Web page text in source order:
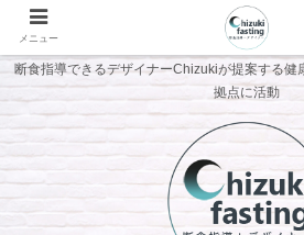
断食指導できるデザイナーChizukiが提案する健
拠点に活動
メニュー